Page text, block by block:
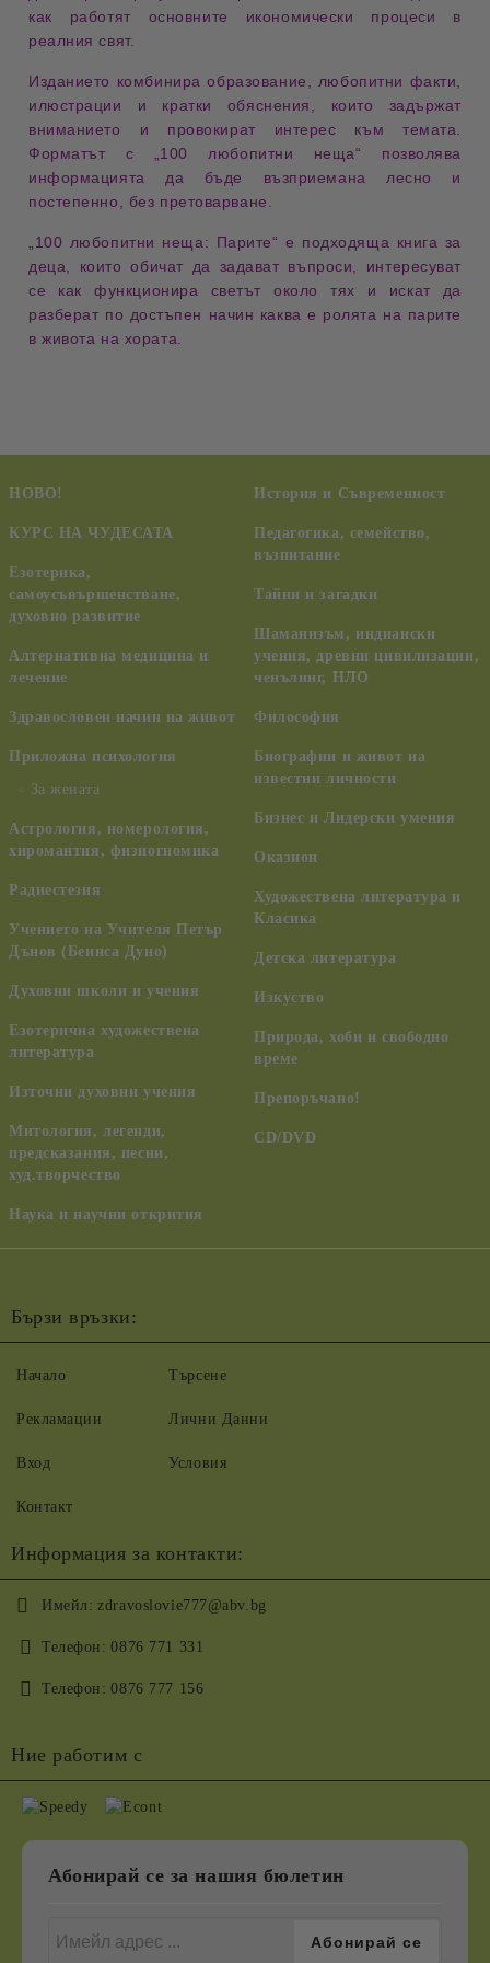
как работят основните икономически процеси в
реалния свят.
Изданието комбинираобразование любопитни факти
илюстрации
и кратки обяснения, които задържат
вниманието и провокират интерес към темата.
Форматът с „100 любопитни неща“ позволява
информацията да бъде възприемана лесно и
постепенно, без претоварване.
100 любопитни неща: Парите“ е подходяща книга за
деца, които обичат да задават въпроси, интересуват
се как функционира светът около тях и искат да
разберат по достъпен начин каква е ролята на парите
в живота на хората.
НОВО!
КУРС НА ЧУДЕСАТА
Езотерика,
самоусъвършенстване,
духовно развитие
Алтернативна медицина и
лечение
Здравословен начин на живот
Приложна психология
За жената
Астрология, номерология,
хиромантия, физиогномика
Радиестезия
Учението на Учителя Петър
Дънов (Беинса Дуно)
Духовни школи и учения
Езотерична художествена
литература
Източни духовни учения
Митология, легенди,
предсказания, песни,
худ.творчество
Наука и научни открития
История и Съвременност
Педагогика, семейство,
възпитание
Тайни и загадки
Шаманизъм, индиански
учения, древни цивилизации,
ченълинг, НЛО
Философия
Биографии и живот на
известни личности
Бизнес и Лидерски умения
Оказион
Художествена литература и
Класика
Детска литература
Изкуство
Природа, хоби и свободно
време
Препоръчано!
CD/DVD
Бързи връзки:
Начало
Рекламации
Вход
Контакт
Търсене
Лични Данни
Условия
Информация за контакти:
Имейл: zdravoslovie777@abv.bg
Телефон: 0876 771 331
Телефон: 0876 777 156
Ние работим с
Абонирай се за нашия бюлетин